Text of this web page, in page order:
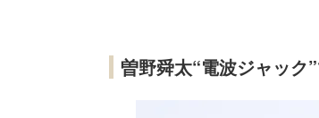
曽野舜太“電波ジャック